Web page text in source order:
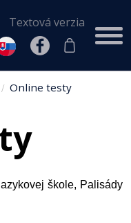
Textová verzia
Online testy
škole, Palisády